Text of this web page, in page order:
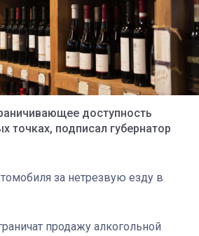
доступность
точках, подписал губернатор
за нетрезвую езду в
продажу алкогольной